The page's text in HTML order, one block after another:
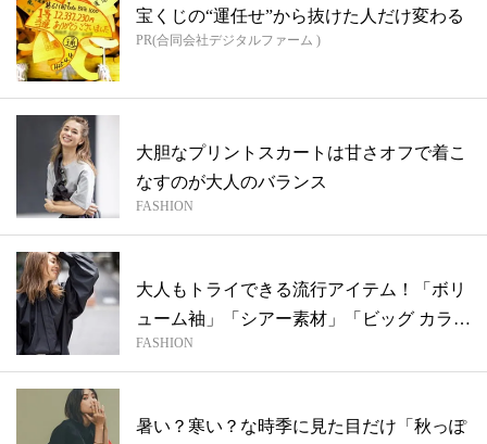
宝くじの“運任せ”から抜けた人だけ変わる
PR(合同会社デジタルファーム )
大胆なプリントスカートは甘さオフで着こ
なすのが大人のバランス
FASHION
大人もトライできる流行アイテム！「ボリ
ューム袖」「シアー素材」「ビッグ カラ
ー」...
FASHION
暑い？寒い？な時季に見た目だけ「秋っぽ